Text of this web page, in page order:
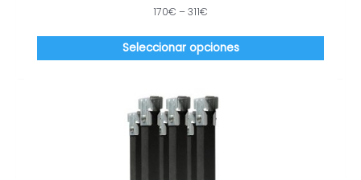
Valorado
con
170€ –311€
Seleccionar opciones